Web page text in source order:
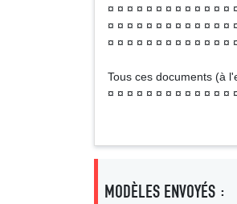
¤ ¤ ¤ ¤ ¤ ¤ ¤ ¤ ¤ ¤ ¤ ¤ ¤
¤ ¤ ¤ ¤ ¤ ¤ ¤ ¤ ¤ ¤ ¤ ¤ ¤
¤ ¤ ¤ ¤ ¤ ¤ ¤ ¤ ¤ ¤ ¤ ¤ ¤
Tous ces documents (à
¤ ¤ ¤ ¤ ¤ ¤ ¤ ¤ ¤ ¤ ¤ ¤ ¤
MODÈLES ENVOYÉS :